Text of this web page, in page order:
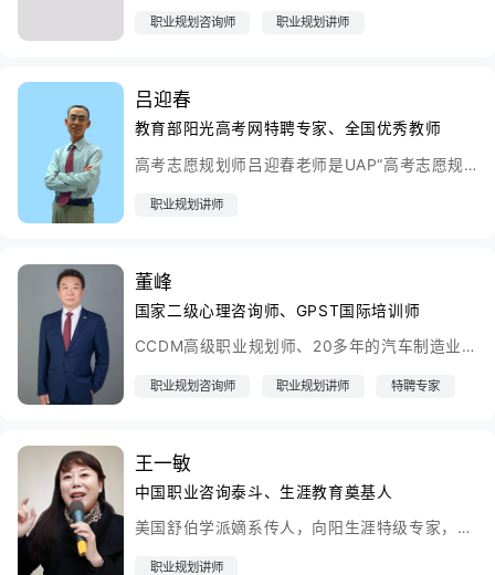
职业规划咨询师 职业规划讲师
吕迎春
教育部阳光高考网特聘专家、全国优秀教师
高考志愿规划师吕迎春老师是UAP“高考志愿规划师”讲师团专家，全国优秀教师.发表高考志愿、家庭教育、青少年心理等文章百万余字，出版专著十余本，是全国唯一连续出版高考志愿专著的专家
职业规划讲师
董峰
国家二级心理咨询师、GPST国际培训师
CCDM高级职业规划师、20多年的汽车制造业职场经历，曾就职于国内顶尖汽车集团公司，并在旗下的中美日合资企业担任过质量保证部经理、技术发展部经理等职。现就职于世界500强美资汽车零部件企业，担任供应质量与开发经理、公司成本改善经理等职。
职业规划咨询师 职业规划讲师 特聘专家
王一敏
中国职业咨询泰斗、生涯教育奠基人
美国舒伯学派嫡系传人，向阳生涯特级专家，中国职业咨询泰斗，生涯教育奠基人。我国研究职业咨询与生涯教育的权威专家，对中国及日本生涯教育、职业咨询及生活规划领域有30年研究实践经验。代表著作有《中学生生涯教育理论与实务》、《当代社会成人的职业再开发与指导》、《当代青年的职业选择与指导》、《职业倦怠综合征》等，对大中学生职业生涯教育、个体职业咨询及职业心理咨询领域有重要影响。
职业规划讲师